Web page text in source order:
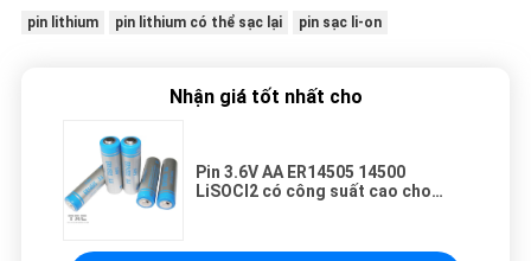
pin lithium pin lithium có thể sạc lại pin sạc li-on
Nhận giá tốt nhất cho
Pin 3.6V AA ER14505 14500
LiSOCl2 có công suất cao cho